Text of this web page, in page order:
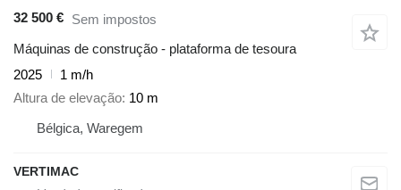
32 500 € Sem impostos
Máquinas de construção - plataforma de tesoura
2025
1 m/h
Altura de elevação 10 m
Bélgica, Waregem
VERTIMAC